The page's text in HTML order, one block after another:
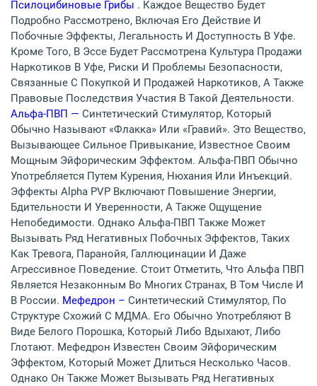
Псилоцибиновые Грибы . Каждое Вещество Будет
Подробно Рассмотрено, Включая Его Действие И
Побочные Эффекты, Легальность И Доступность В Уфе.
Кроме Того, В Эссе Будет Рассмотрена Культура Продажи
Наркотиков В Уфе, Риски И Проблемы Безопасности,
Связанные С Покупкой И Продажей Наркотиков, А Также
Правовые Последствия Участия В Такой Деятельности.
Альфа-ПВП — Синтетический Стимулятор, Который
Обычно Называют «флакка» Или «гравий». Это Вещество,
Вызывающее Сильное Привыкание, Известное Своим
Мощным Эйфорическим Эффектом. Альфа-ПВП Обычно
Употребляется Путем Курения, Нюхания Или Инъекций.
Эффекты Alpha PVP Включают Повышение Энергии,
Бдительности И Уверенности, А Также Ощущение
Непобедимости. Однако Альфа-ПВП Также Может
Вызывать Ряд Негативных Побочных Эффектов, Таких
Как Тревога, Паранойя, Галлюцинации И Даже
Агрессивное Поведение. Стоит Отметить, Что Альфа ПВП
Является Незаконным Во Многих Странах, В Том Числе И
В России. Мефедрон – Синтетический Стимулятор, По
Структуре Схожий С МДМА. Его Обычно Употребляют В
Виде Белого Порошка, Который Либо Вдыхают, Либо
Глотают. Мефедрон Известен Своим Эйфорическим
Эффектом, Который Может Длиться Несколько Часов.
Однако Он Также Может Вызывать Ряд Негативных